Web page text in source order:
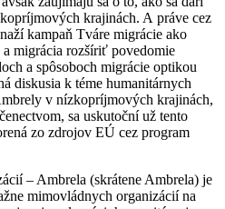
krajinách. A práve cez
kampaň Tváre migrácie ako
migrácia rozšíriť povedomie
a spôsoboch migrácie optikou
diskusia k téme humanitárnych
v nízkopríjmových krajinách,
sa uskutoční už tento
zo zdrojov EÚ cez program
– Ambrela (skrátene Ambrela) je
mimovládnych organizácií na